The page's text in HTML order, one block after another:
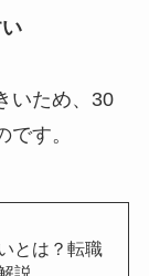
いため、30
す。
とは？転職